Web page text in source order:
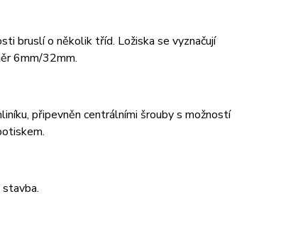
bruslí o několik tříd. Ložiska se vyznačují
6mm/32mm.
připevněn centrálními šrouby s možností